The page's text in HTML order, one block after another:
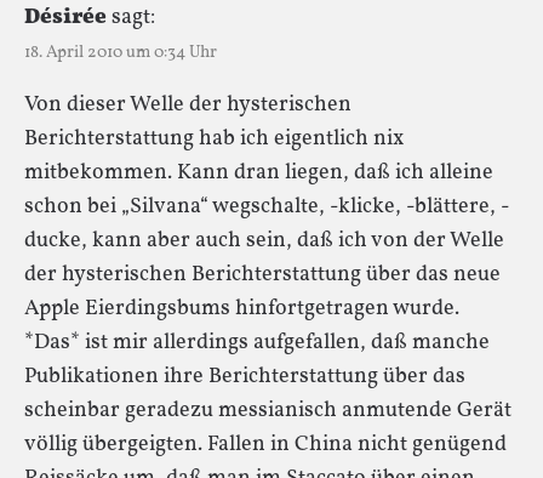
Désiréesagt:
18. April 2010 um 0:34 Uhr
Von dieser Welle der hysterischen
Berichterstattung hab ich eigentlich nix
mitbekommen. Kann dran liegen, daß ich alleine
schon bei „Silvana“ wegschalte, -klicke, -blättere, -
ducke, kann aber auch sein, daß ich von der Welle
der hysterischen Berichterstattung über das neue
Apple Eierdingsbums hinfortgetragen wurde.
*Das* ist mir allerdings aufgefallen, daß manche
Publikationen ihre Berichterstattung über das
scheinbar geradezu messianisch anmutende Gerät
völlig übergeigten. Fallen in China nicht genügend